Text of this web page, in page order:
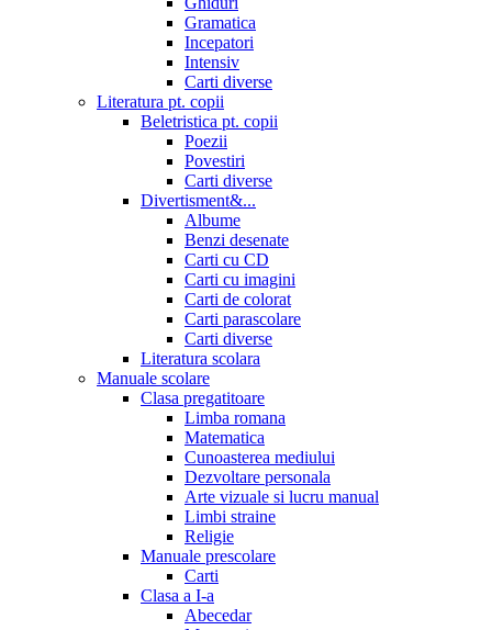
Gramatica
Incepatori
Intensiv
Carti diverse
Literatura pt. copii
Beletristica pt. copii
Poezii
Povestiri
Carti diverse
Divertisment&...
Albume
Benzi desenate
Carti cu CD
Carti cu imagini
Carti de colorat
Carti parascolare
Carti diverse
Literatura scolara
Manuale scolare
Clasa pregatitoare
Limba romana
Matematica
Cunoasterea mediului
Dezvoltare personala
Arte vizuale si lucru manual
Limbi straine
Religie
Manuale prescolare
Carti
Clasa a I-a
Abecedar